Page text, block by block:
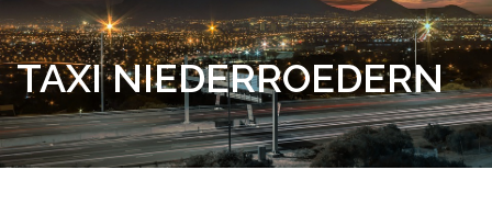
TAXI NIEDERROEDERN